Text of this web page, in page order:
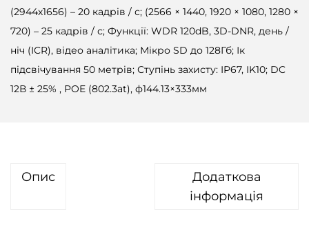
(2944х1656) – 20 кадрів / с; (2566 × 1440, 1920 × 1080, 1280 ×
720) – 25 кадрів / с; Функції: WDR 120dB, 3D-DNR, день /
ніч (ICR), відео аналітика; Мікро SD до 128Гб; Ік
підсвічування 50 метрів; Ступінь захисту: IP67, IK10; DC
12В ± 25% , POE (802.3at), ф144.13×333мм
Опис
Додаткова
інформація